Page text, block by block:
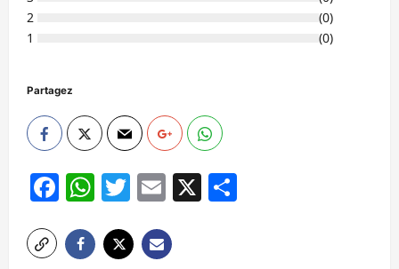
2
(0)
1
(0)
Partagez
Facebook
WhatsApp
Twitter
Email
X